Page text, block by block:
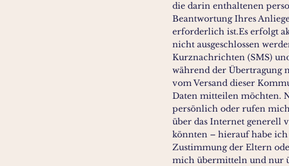
die darin enthaltenen
Beantwortung Ihres
erforderlich ist.Es erfolgt
nicht ausgeschlossen
Kurznachrichten (SMS)
während der Übertragung
vom Versand dieser
Daten mitteilen möchten.
persönlich oder rufen
über das Internet generell
könnten – hierauf habe
Zustimmung der Eltern
mich übermitteln und nur